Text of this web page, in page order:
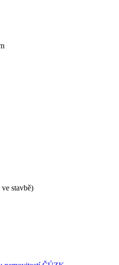
stavbě)